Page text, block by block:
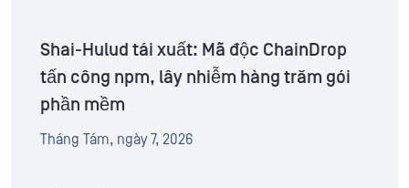
Shai-Hulud tái xuất: Mã độc ChainDrop
tấn công npm, lây nhiễm hàng trăm gói
phần mềm
Tháng Tám, ngày 7, 2026